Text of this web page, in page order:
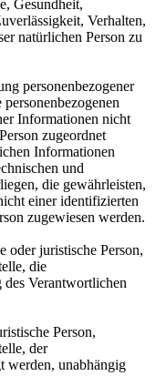
Gesundheit,
Verhalten,
natürlichen Person zu
personenbezogener
Informationen nicht
zugeordnet
Informationen
und
die gewährleisten,
einer identifizierten
zugewiesen werden.
oder juristische Person,
die
des Verantwortlichen
Person,
der
werden, unabhängig